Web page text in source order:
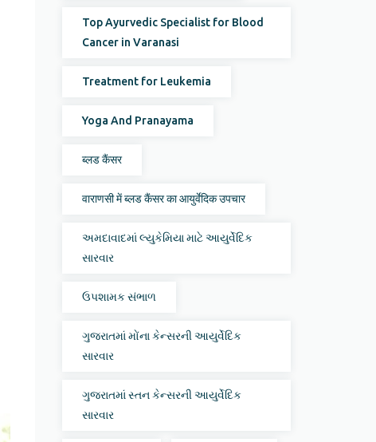
Top Ayurvedic Specialist for Blood
Cancer in Varanasi
Treatment for Leukemia
Yoga And Pranayama
ब्लड कैंसर
वाराणसी में ब्लड कैंसर का आयुर्वेदिक उपचार
અમદાવાદમાં લ્યુકેમિયા માટે આયુર્વેદિક
સારવાર
ઉપશામક સંભાળ
ગુજરાતમાં મોંના કેન્સરની આયુર્વેદિક
સારવાર
ગુજરાતમાં સ્તન કેન્સરની આયુર્વેદિક
સારવાર